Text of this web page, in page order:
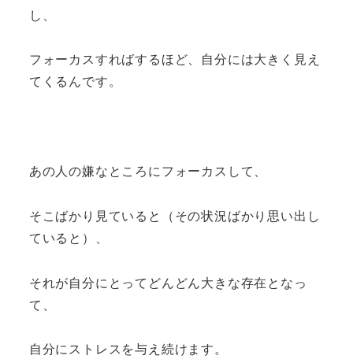
し、
フォーカスすればするほど、自分には大きく見え
てくるんです。
あの人の嫌なところにフォーカスして、
そこばかり見ていると（その状況ばかり思い出し
ていると）、
それが自分にとってどんどん大きな存在となっ
て、
自分にストレスを与え続けます。